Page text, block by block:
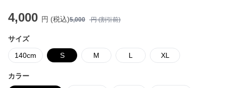
4,000 円 (税込)5,000 円 (割引前)
サイズ
140cm S M L XL
カラー